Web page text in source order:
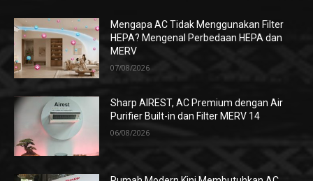
Mengapa AC Tidak Menggunakan Filter
HEPA? Mengenal Perbedaan HEPA dan
MERV
07/08/2026
Sharp AIREST, AC Premium dengan Air
Purifier Built-in dan Filter MERV 14
06/08/2026